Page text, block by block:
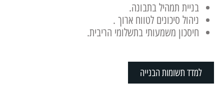
בניית תמהיל בתבונה.
ניהול סיכונים לטווח ארוך .
חיסכון משמעותי בתשלומי הריבית.
למדד תשומות הבנייה